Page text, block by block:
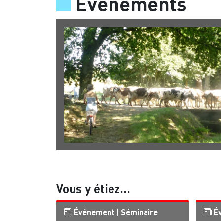
Précédent
Vous y étiez...
Événement | Séminaire